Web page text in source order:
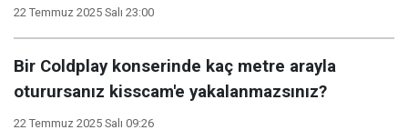
22 Temmuz 2025 Salı 23:00
Bir Coldplay konserinde kaç metre arayla
oturursanız kisscam'e yakalanmazsınız?
22 Temmuz 2025 Salı 09:26